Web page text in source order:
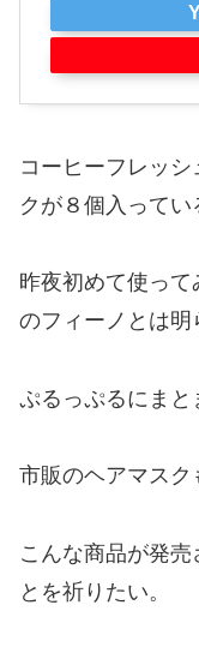
コーヒーフレッ
クが８個入ってい
昨夜初めて使って
のフィーノとは明
ぷるっぷるにまと
市販のヘアマスク
こんな商品が発
とを祈りたい。